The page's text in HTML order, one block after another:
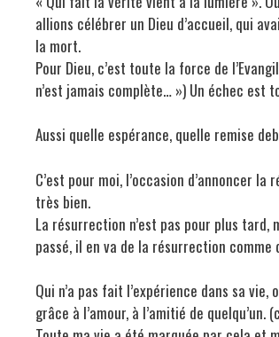
allions célébrer un Dieu d’accueil, qui
la mort.
Pour Dieu, c’est toute la force de
n’est jamais complète… ») Un échec est
Aussi quelle espérance, quelle remise
C’est pour moi, l’occasion d’annoncer
très bien.
La résurrection n’est pas pour plus
passé, il en va de la résurrection comme
Qui n’a pas fait l’expérience dans sa
grâce à l’amour, à l’amitié de